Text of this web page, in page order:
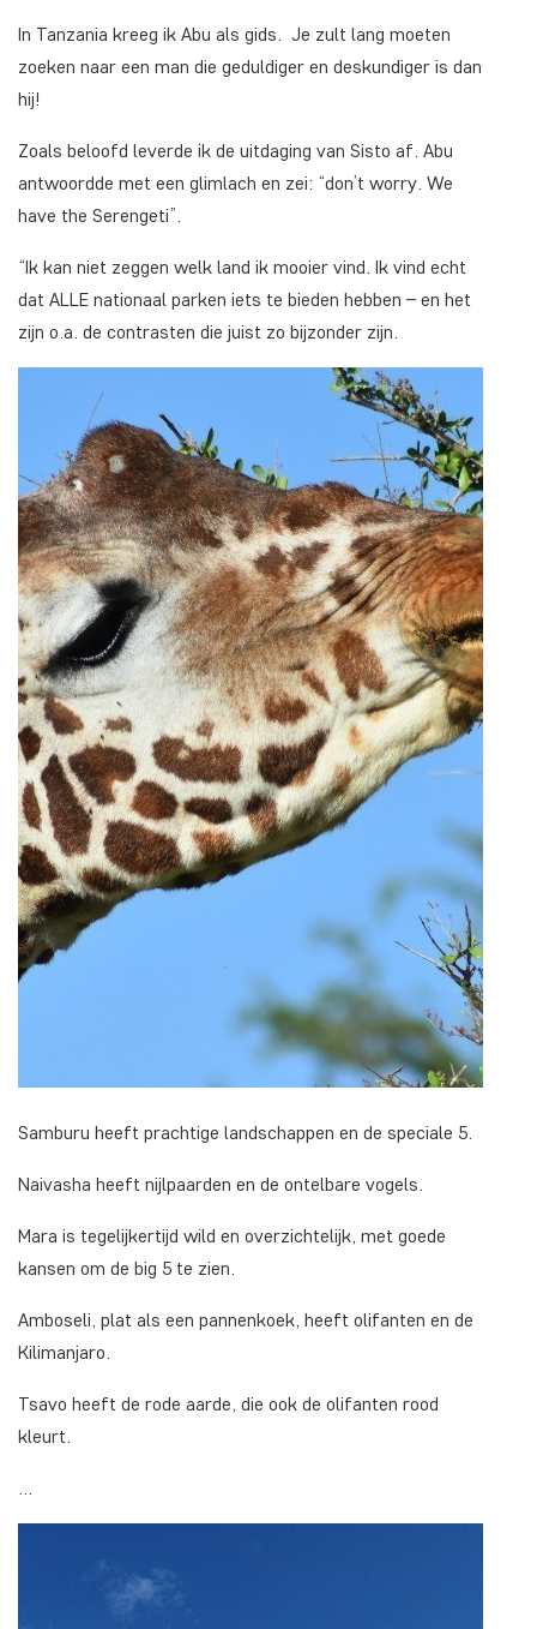
In Tanzania kreeg ik Abu als gids. Je zult lang moeten
zoeken naar een man die geduldiger en deskundiger is dan
hij!
Zoals beloofd leverde ik de uitdaging van Sisto af. Abu
antwoordde met een glimlach en zei: “don’t worry. We
have the Serengeti”.
“Ik kan niet zeggen welk land ik mooier vind. Ik vind echt
dat ALLE nationaal parken iets te bieden hebben – en het
zijn o.a. de contrasten die juist zo bijzonder zijn.
Samburu heeft prachtige landschappen en de speciale 5.
Naivasha heeft nijlpaarden en de ontelbare vogels.
Mara is tegelijkertijd wild en overzichtelijk, met goede
kansen om de big 5 te zien.
Amboseli, plat als een pannenkoek, heeft olifanten en de
Kilimanjaro.
Tsavo heeft de rode aarde, die ook de olifanten rood
kleurt.
…